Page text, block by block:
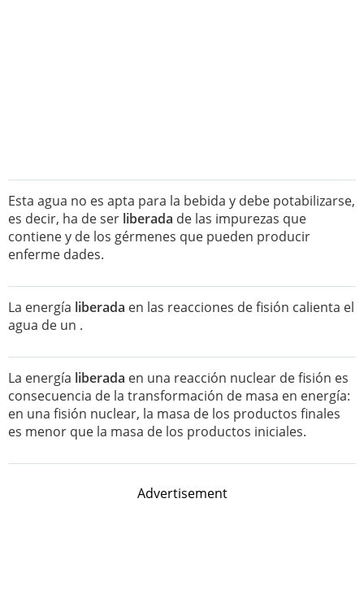
Esta agua no es apta para la bebida y debe potabilizarse,
es decir, ha de ser liberada de las impurezas que
contiene y de los gérmenes que pueden producir
enferme dades.
La energía liberada en las reacciones de fisión calienta el
agua de un .
La energía liberada en una reacción nuclear de fisión es
consecuencia de la transformación de masa en energía:
en una fisión nuclear, la masa de los productos finales
es menor que la masa de los productos iniciales.
Advertisement